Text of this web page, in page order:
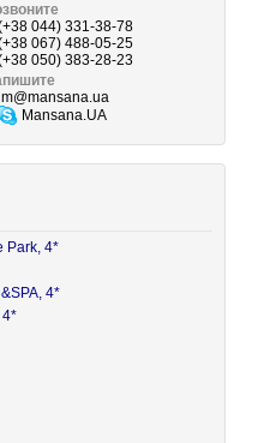
044) 331-38-78
067) 488-05-25
050) 383-28-23
lm@mansana.ua
Mansana.UA
Park, 4*
4*
4*